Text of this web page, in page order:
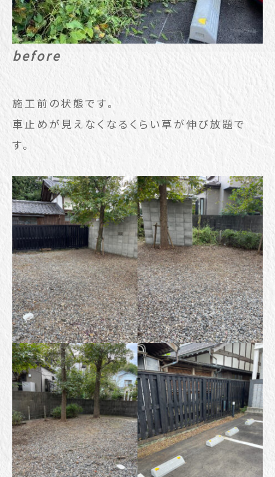
before
施工前の状態です。
車止めが見えなくなるくらい草が伸び放題で
す。